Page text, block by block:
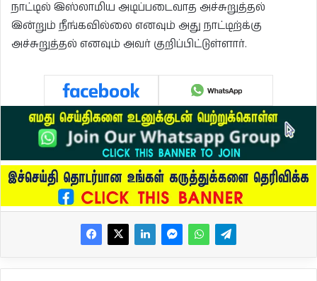
நாட்டில் இஸ்லாமிய அடிப்படைவாத அச்சுறுத்தல்
இன்றும் நீங்கவில்லை எனவும் அது நாட்டிற்க்கு
அச்சுறுத்தல் எனவும் அவர் குறிப்பிட்டுள்ளார்.